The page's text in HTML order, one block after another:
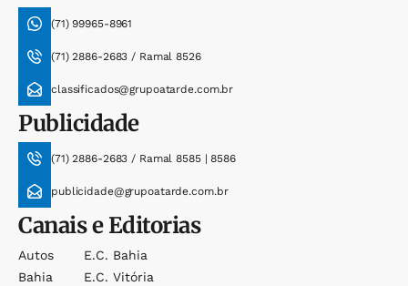
(71) 99965-8961
(71) 2886-2683 / Ramal 8526
classificados@grupoatarde.com.br
Publicidade
(71) 2886-2683 / Ramal 8585 | 8586
publicidade@grupoatarde.com.br
Canais e Editorias
Autos
Bahia
E.c. Bahia
E.c. Vitória